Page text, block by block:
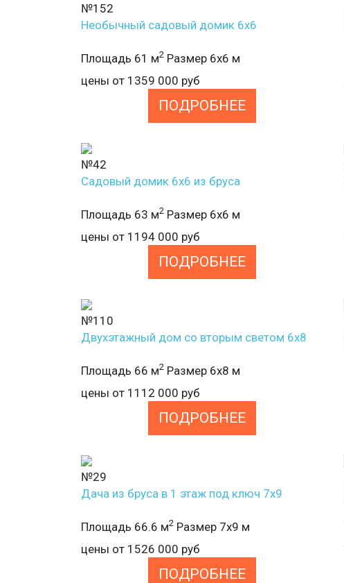
№152
Необычный садовый домик 6х6
Площадь 61 м2 Размер 6х6 м
цены от 1359 000 руб
ПОДРОБНЕЕ
№42
Садовый домик 6х6 из бруса
Площадь 63 м2 Размер 6х6 м
цены от 1194 000 руб
ПОДРОБНЕЕ
№110
Двухэтажный дом со вторым светом 6х8
Площадь 66 м2 Размер 6х8 м
цены от 1112 000 руб
ПОДРОБНЕЕ
№29
Дача из бруса в 1 этаж под ключ 7х9
Площадь 66.6 м2 Размер 7х9 м
цены от 1526 000 руб
ПОДРОБНЕЕ